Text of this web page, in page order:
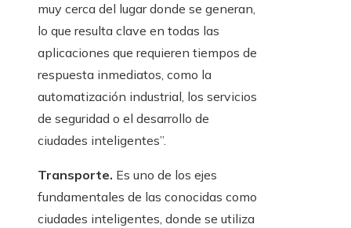
muy cerca del lugar donde se generan,
lo que resulta clave en todas las
aplicaciones que requieren tiempos de
respuesta inmediatos, como la
automatización industrial, los servicios
de seguridad o el desarrollo de
ciudades inteligentes”.
Transporte. Es uno de los ejes
fundamentales de las conocidas como
ciudades inteligentes, donde se utiliza